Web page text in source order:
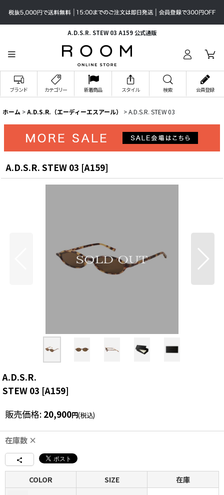
A.D.S.R. STEW 03 A159 公式通販
ブランド カテゴリー 新着商品 スタイル 検索 会員登録
ホーム >A.D.S.R.（エーディーエスアール） >A.D.S.R. STEW 03
A.D.S.R. STEW 03 [A159]
A.D.S.R.
STEW 03 [A159]
販売価格: 20,900円(税込)
在庫数 ×
COLOR SIZE 在庫